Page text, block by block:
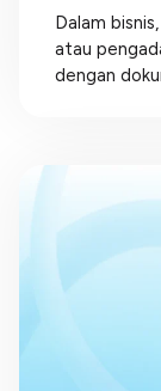
Dalam
atau
dengan